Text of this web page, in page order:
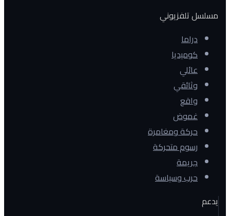
مسلسل تلفزيوني
دراما
كوميديا
عائلي
وثائقي
واقع
غموض
حركة ومغامرة
رسوم متحركة
جريمة
حرب وسياسة
يدعم